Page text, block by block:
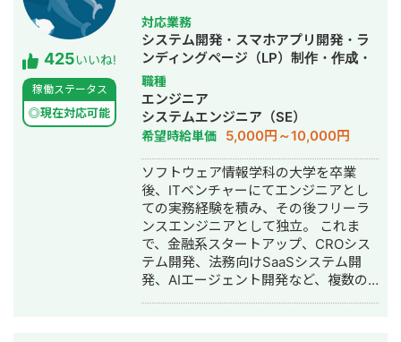
グプラス様 http://whitening-plus.net/
山陽重機株式会社様
http://xs895320.xsrv.jp/ 有限会社KYK
様 http://ks211228.wpx.jp/ etc.... 迅速
なレスポンスかつ真摯な対応を心がけ
ております。 ご縁をいただけた際には
末永くお付き合いができれば幸甚で
す。 どうぞよろしくお願い致します。
土日休日や深夜早朝など、 お客様のニ
ーズにできる限り柔軟に対応させてい
ただきます。 お急ぎの案件等もお気軽
にご相談ください。 ちなみに仕事とは
関係ないのですが、
2020/12/15~2021/8/28でヒッチハイク
で47都道府県を縦断しております。 ど
の県出身の方にも話題を合わせられま
す笑 よろしくお願い致します！
425いいね!
稼働ステータス
◎現在対応可能
対応業務
システム開発・スマホアプリ開発・ラ
ンディングページ（LP）制作・作成・
ECサイト構築・ネットショップ作成代
行・SEO対策・新規事業立上・SNS運
用代行・記事作成代行・ライティン
グ・翻訳・ホームページ制作・作成・
バナー制作・デザイン・ロゴデザイ
ン・作成・イラスト制作・動画制作・
動画編集・AI活用
職種
エンジニア
システムエンジニア（SE）
希望時給単価 5,000円～10,000円
ソフトウェア情報学科の大学を卒業
後、ITベンチャーにてエンジニアとし
ての実務経験を積み、その後フリーラ
ンスエンジニアとして独立。 これま
で、金融系スタートアップ、CROシス
テム開発、法務向けSaaSシステム開
発、AIエージェント開発など、複数の